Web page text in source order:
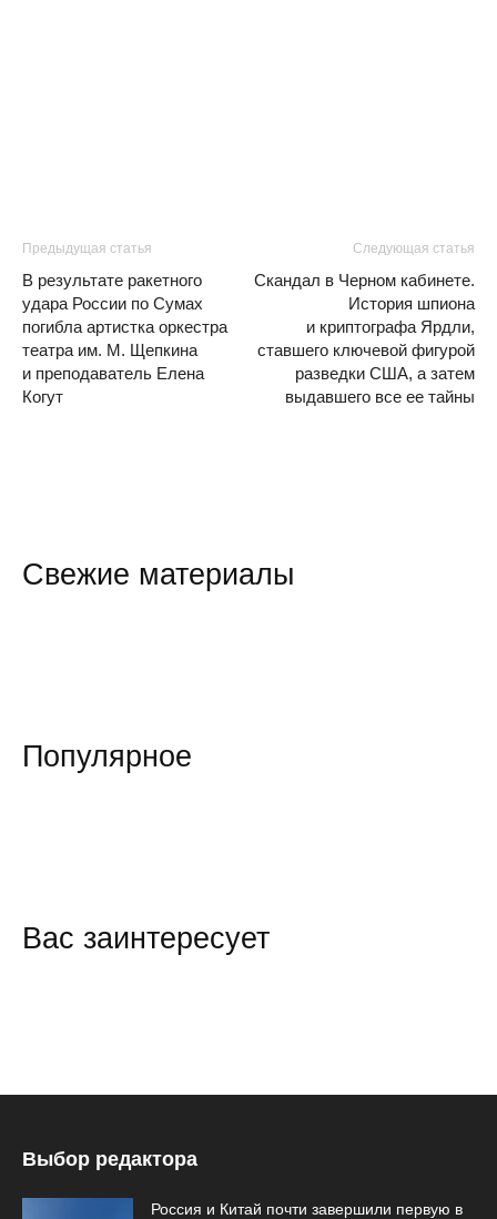
Предыдущая статья
В результате ракетного
удара России по Сумах
погибла артистка оркестра
театра им. М. Щепкина
и преподаватель Елена
Когут
Следующая статья
Скандал в Черном кабинете.
История шпиона
и криптографа Ярдли,
ставшего ключевой фигурой
разведки США, а затем
выдавшего все ее тайны
Свежие материалы
Популярное
Вас заинтересует
Выбор редактора
Россия и Китай почти завершили первую в